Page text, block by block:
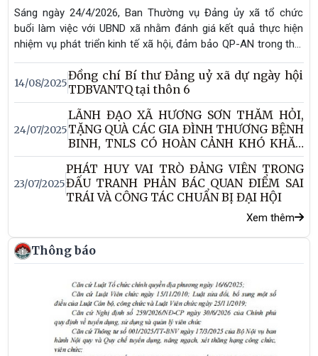
Sáng ngày 24/4/2026, Ban Thường vụ Đảng ủy xã tổ chức
buổi làm việc với UBND xã nhằm đánh giá kết quả thực hiện
nhiệm vụ phát triển kinh tế xã hội, đảm bảo QP-AN trong thời
gian qua và triển khai một số nhiệm vụ trọng tâm trong thời
gian tới. Đồng chí Lương Quốc Tuấn – TUV, Bí thư Đảng ủy,
Chủ tịch HĐND xã chủ trì buổi làm việc.
14/08/2025
Đồng chí Bí thư Đảng uỷ xã dự ngày hội
TDBVANTQ tại thôn 6
24/07/2025
LÃNH ĐẠO XÃ HƯƠNG SƠN THĂM HỎI,
TẶNG QUÀ CÁC GIA ĐÌNH THƯƠNG BỆNH
BINH, TNLS CÓ HOÀN CẢNH KHÓ KHĂN
TRÊN ĐỊA BÀN
23/07/2025
PHÁT HUY VAI TRÒ ĐẢNG VIÊN TRONG
ĐẤU TRANH PHẢN BÁC QUAN ĐIỂM SAI
TRÁI VÀ CÔNG TÁC CHUẨN BỊ ĐẠI HỘI
Xem thêm
Thông báo